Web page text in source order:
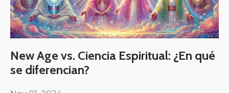
New Age vs. Ciencia Espiritual: ¿En qué
se diferencian?